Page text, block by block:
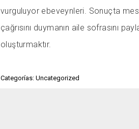
vurguluyor ebeveynleri. Sonuçta
çağrısını duymanın aile sofrasını
oluşturmaktır.
Categorías: Uncategorized